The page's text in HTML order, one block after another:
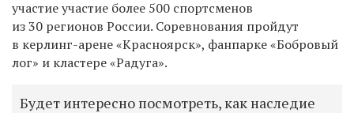
участие участие более 500 спортсменов
из 30 регионов России. Соревнования пройдут
в керлинг-арене «Красноярск», фанпарке «Бобровый
лог» и кластере «Радуга».
Будет интересно посмотреть, как наследие